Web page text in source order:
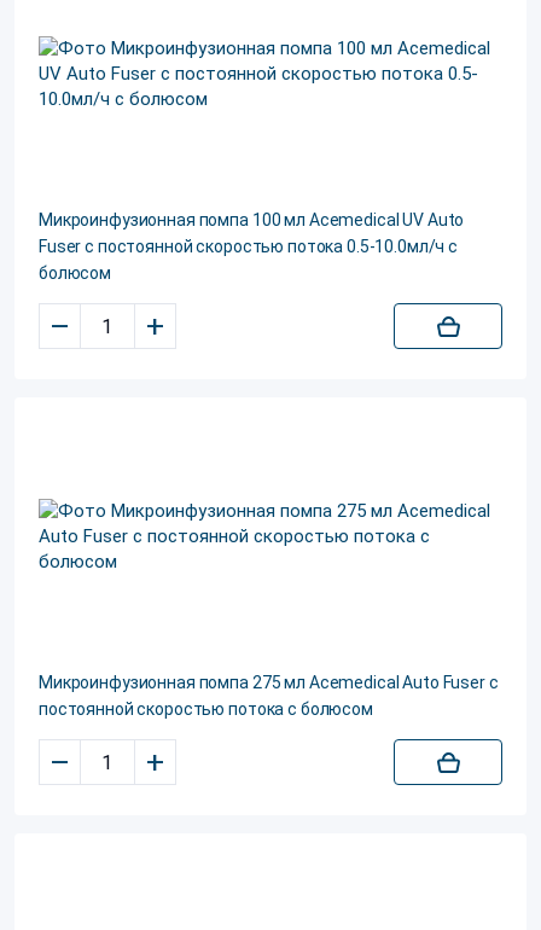
Микроинфузионная помпа 100 мл Acemedical UV Auto
Fuser с постоянной скоростью потока 0.5-10.0мл/ч с
болюсом
– +
Микроинфузионная помпа 275 мл Acemedical Auto Fuser с
постоянной скоростью потока c болюсом
– +